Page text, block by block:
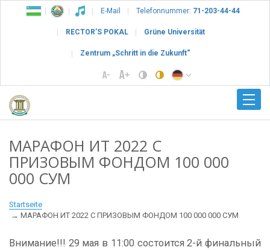
E-Mail Telefonnummer: 71-203-44-44
RECTOR’S POKAL Grüne Universität
Zentrum „Schritt in die Zukunft“
МАРАФОН ИТ 2022 С
ПРИЗОВЫМ ФОНДОМ 100 000
000 СУМ
Startseite
МАРАФОН ИТ 2022 С ПРИЗОВЫМ ФОНДОМ 100 000 000 СУМ
Внимание!!! 29 мая в 11:00 состоится 2-й финальный